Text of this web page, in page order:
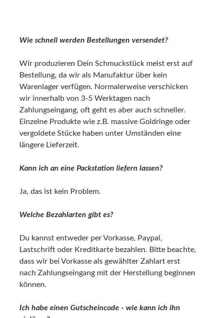
Wie schnell werden Bestellungen versendet?
Wir produzieren Dein Schmuckstück meist erst auf
Bestellung, da wir als Manufaktur über kein
Warenlager verfügen. Normalerweise verschicken
wir innerhalb von 3-5 Werktagen nach
Zahlungseingang, oft geht es aber auch schneller.
Einzelne Produkte wie z.B. massive Goldringe oder
vergoldete Stücke haben unter Umständen eine
längere Lieferzeit.
Kann ich an eine Packstation liefern lassen?
Ja, das ist kein Problem.
Welche Bezahlarten gibt es?
Du kannst entweder per Vorkasse, Paypal,
Lastschrift oder Kreditkarte bezahlen. Bitte beachte,
dass wir bei Vorkasse als gewählter Zahlart erst
nach Zahlungseingang mit der Herstellung beginnen
können.
Ich habe einen Gutscheincode - wie kann ich ihn